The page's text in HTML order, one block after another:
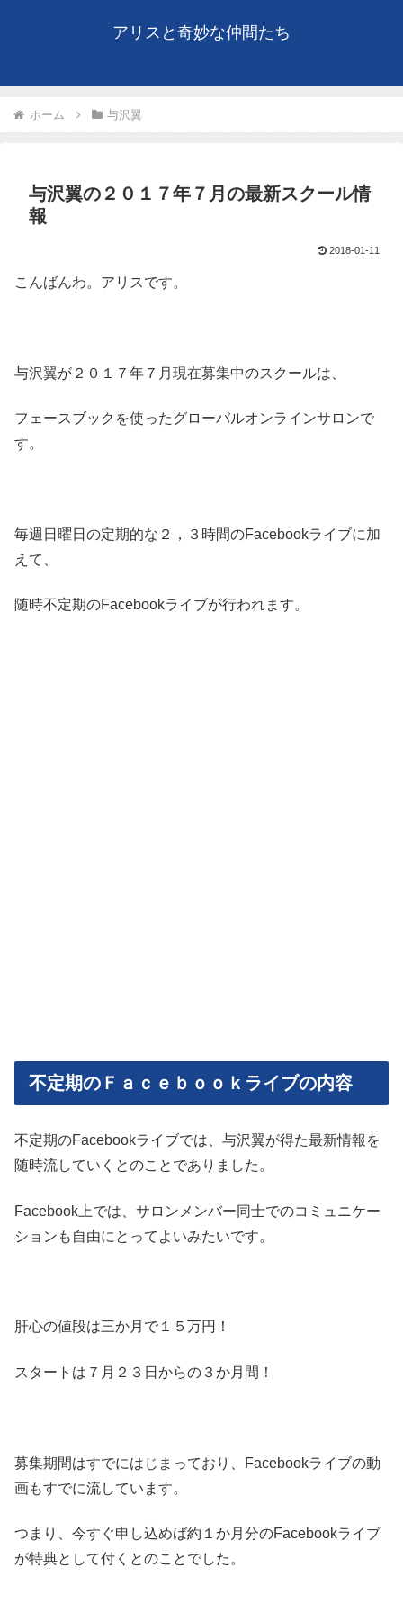
アリスと奇妙な仲間たち
ホーム 与沢翼
与沢翼の２０１７年７月の最新スクール情
報
2018-01-11
こんばんわ。アリスです。
与沢翼が２０１７年７月現在募集中のスクールは、
フェースブックを使ったグローバルオンラインサロンで
す。
毎週日曜日の定期的な２，３時間のFacebookライブに加
えて、
随時不定期のFacebookライブが行われます。
不定期のＦａｃｅｂｏｏｋライブの内容
不定期のFacebookライブでは、与沢翼が得た最新情報を
随時流していくとのことでありました。
Facebook上では、サロンメンバー同士でのコミュニケー
ションも自由にとってよいみたいです。
肝心の値段は三か月で１５万円！
スタートは７月２３日からの３か月間！
募集期間はすでにはじまっており、Facebookライブの動
画もすでに流しています。
つまり、今すぐ申し込めば約１か月分のFacebookライブ
が特典として付くとのことでした。